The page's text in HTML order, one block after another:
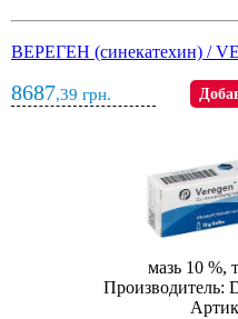
ВЕРЕГЕН (синекатехин) /
8687,39 грн.
мазь 10 %,
Производитель: